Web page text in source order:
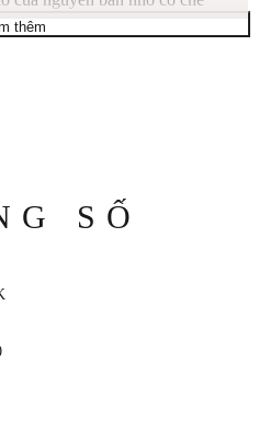
vào vỏ. Nổi bật với kiểu
cỡ trung, bộ máy thạch anh.
26,2 mm, dày: 7,1 mm, vương
thanh kiếm bằng thép
30 mét/100 feet).
thêm
SỐ